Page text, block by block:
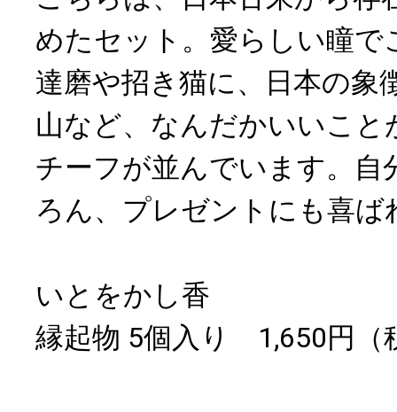
めたセット。愛らしい瞳で
達磨や招き猫に、日本の象
山など、なんだかいいこ
チーフが並んでいます。自
ろん、プレゼントにも喜ば
いとをかし香
縁起物 5個入り 1,650円（